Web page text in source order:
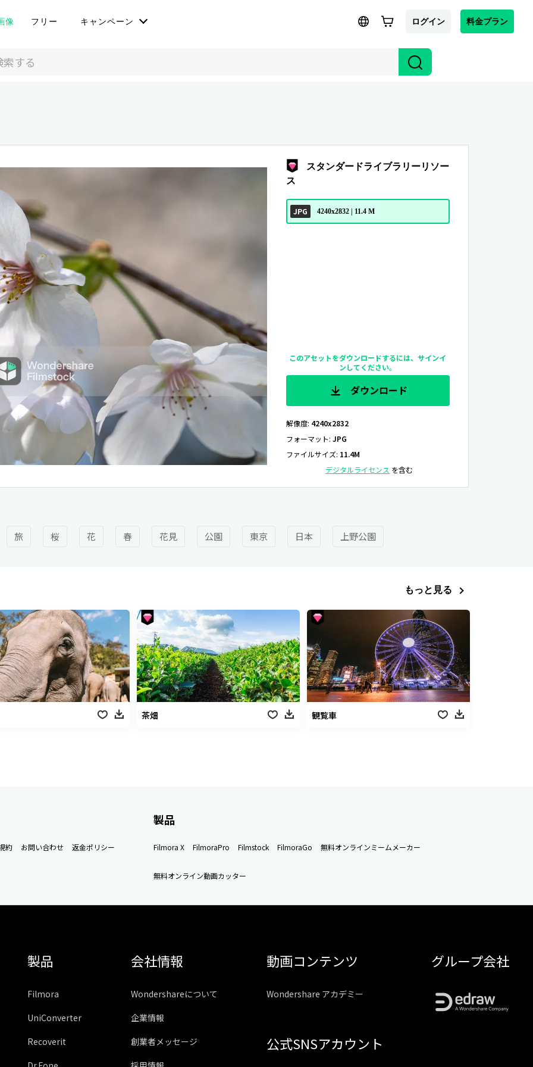
像 フリー キャンペーン ログイン 料金プラン
スタンダードライブラリーリソー
ス
JPG 4240x2832 | 11.4 M
このアセットをダウンロードするには、サインイ
ンしてください。
ダウンロード
解像度: 4240x2832
フォーマット: JPG
ファイルサイズ: 11.4M
デジタルライセンス を含む
旅 桜 花 春 花見 公園 東京 日本 上野公園
もっと見る
茶畑 観覧車
約 お問い合わせ 返金ポリシー
製品
Filmora X FilmoraPro Filmstock FilmoraGo 無料オンラインミームメーカー
無料オンライン動画カッター
製品
Filmora
UniConverter
Recoverit
会社情報
Wondershareについて
企業情報
創業者メッセージ
動画コンテンツ
Wondershare アカデミー
公式SNSアカウント
グループ会社